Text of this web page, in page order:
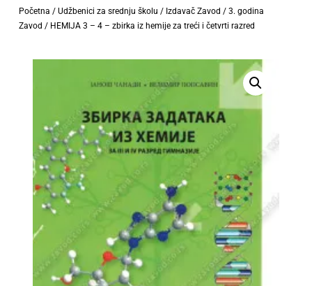
Početna / Udžbenici za srednju školu / Izdavač Zavod / 3. godina
Zavod / HEMIJA 3 – 4 – zbirka iz hemije za treći i četvrti razred